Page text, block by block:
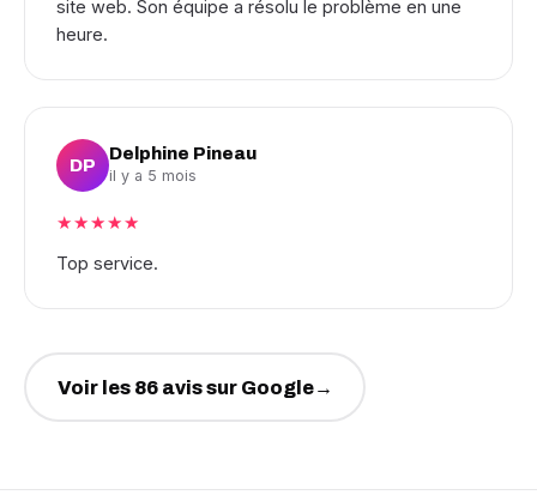
site web. Son équipe a résolu le problème en une
heure.
DP
Delphine Pineau
il y a 5 mois
★★★★★
Top service.
Voir les 86 avis sur Google→